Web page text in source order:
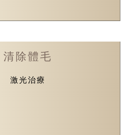
清除體毛
激光治療